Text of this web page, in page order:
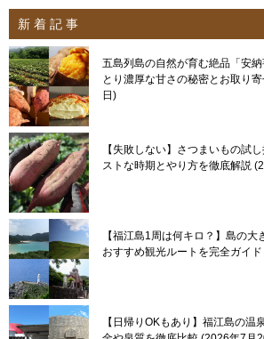
新 着 記 事
五島列島の自然が育む絶品「安
とり濃厚な甘さの秘密とお取り
日
【失敗しない】さつまいもの試
ストな時期とやり方を徹底解説
【福江島1周は何キロ？】島の大
おすすめ観光ルートを完全ガイド
【日帰りOKもあり】福江島の温